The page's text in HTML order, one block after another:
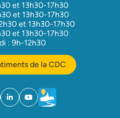
et 13h30-17h30
et 13h30-17h30
et 13h30-17h30
et 13h30-17h30
: 9h-12h30
de la CDC
dans un nouvel onglet)
dans un nouvel onglet)
Linkedin
(ouverture dans un nouvel onglet)
YouTube
(ouverture dans un nouvel
Météo
(ouverture dans un